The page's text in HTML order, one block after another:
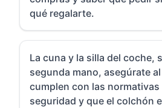
qué regalarte.
La cuna y la silla del coche,
segunda mano, asegúrate
cumplen con las
seguridad y que el colchón